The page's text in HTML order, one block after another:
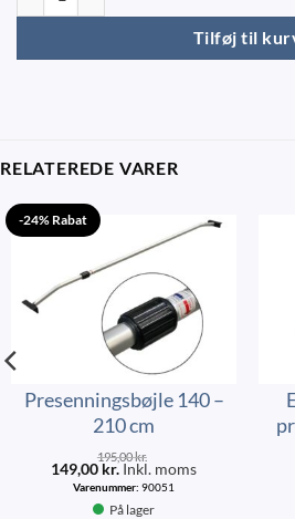
Tilføj til
RELATEREDE VARER
-24% Rabat
Presenningsbøjle 140 –
210 cm
195,00kr.
149,00 kr. Inkl. moms
Varenummer: 90051
På lager